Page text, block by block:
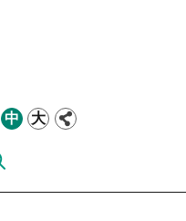
中 大